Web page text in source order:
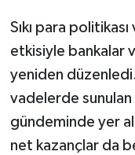
Sıkı para
etkisiyle bankalar
yeniden
vadelerde sunulan
gündeminde yer
net kazançlar da